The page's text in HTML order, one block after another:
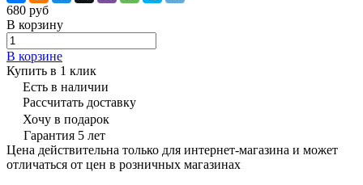
680 руб
В корзину
В корзине
Купить в 1 клик
Есть в наличии
Рассчитать доставку
Хочу в подарок
Гарантия 5 лет
Цена действительна только для интернет-магазина и может
отличаться от цен в розничных магазинах